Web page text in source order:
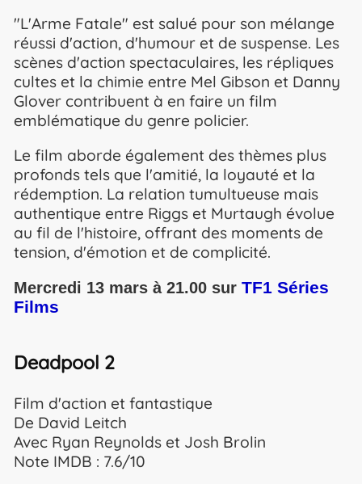
"L'Arme Fatale" est salué pour son mélange
réussi d'action, d'humour et de suspense. Les
scènes d'action spectaculaires, les répliques
cultes et la chimie entre Mel Gibson et Danny
Glover contribuent à en faire un film
emblématique du genre policier.
Le film aborde également des thèmes plus
profonds tels que l'amitié, la loyauté et la
rédemption. La relation tumultueuse mais
authentique entre Riggs et Murtaugh évolue
au fil de l'histoire, offrant des moments de
tension, d'émotion et de complicité.
Mercredi 13 mars à 21.00 sur TF1 Séries
Films
Deadpool 2
Film d'action et fantastique
De David Leitch
Avec Ryan Reynolds et Josh Brolin
Note IMDB : 7.6/10